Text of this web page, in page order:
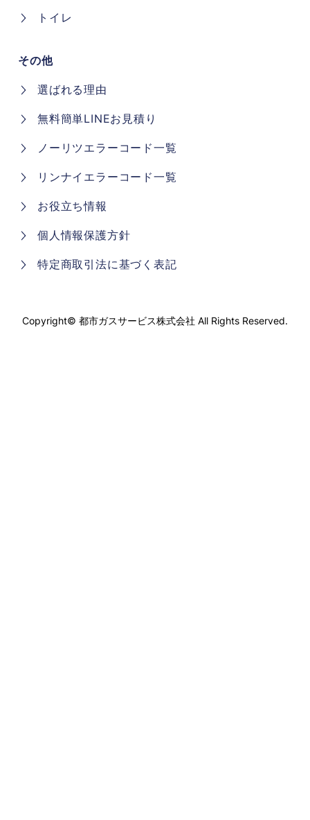
Copyright© 都市ガスサービス株式会社 All Rights Reserved.
トイレ
個人情報保護方針
お役立ち情報
リンナイエラーコード一覧
ノーリツエラーコード一覧
無料簡単LINEお見積り
選ばれる理由
その他
特定商取引法に基づく表記